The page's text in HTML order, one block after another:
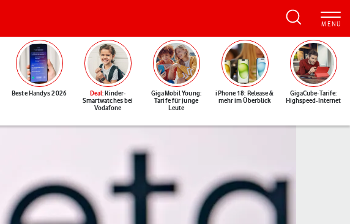
Beste Handys 2026 Deal: Kinder-
Smartwatches bei
Vodafone
GigaMobil Young:
Tarife für junge
Leute
iPhone 18: Release &
mehr im Überblick
GigaCube-Tarife:
Highspeed-Internet